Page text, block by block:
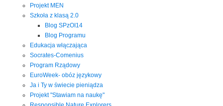
Projekt MEN
Szkoła z klasą 2.0
Blog SPzOI14
Blog Programu
Edukacja włączająca
Socrates-Comenius
Program Rządowy
EuroWeek- obóz językowy
Ja i Ty w świecie pieniądza
Projekt "Stawiam na naukę"